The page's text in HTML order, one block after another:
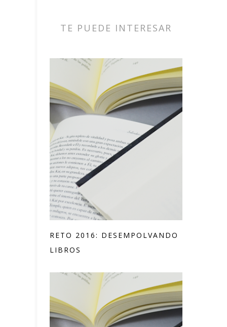
TE PUEDE INTERESAR
RETO 2016: DESEMPOLVANDO
LIBROS